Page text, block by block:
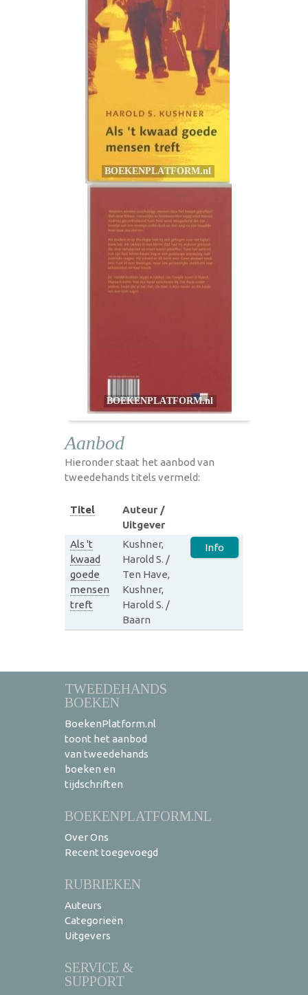
Aanbod
Hieronder staat het aanbod van
tweedehands titels vermeld:
Titel
Auteur /
Uitgever
Als 't
kwaad
goede
mensen
treft
Kushner,
Harold S. /
Ten Have,
Kushner,
Harold S. /
Baarn
Info
TWEEDEHANDS
BOEKEN
BoekenPlatform.nl
toont het aanbod
van tweedehands
boeken en
tijdschriften
BOEKENPLATFORM.NL
Over Ons
Recent toegevoegd
RUBRIEKEN
Auteurs
Categorieën
Uitgevers
SERVICE &
SUPPORT